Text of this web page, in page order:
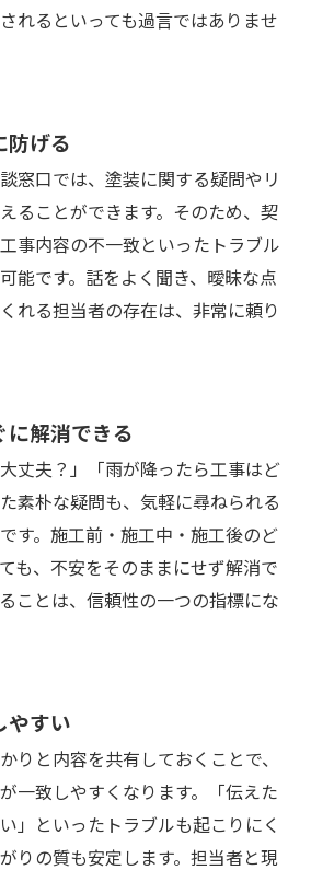
れるといっても過言ではありませ
防げる
窓口では、塗装に関する疑問やリ
ることができます。そのため、契
事内容の不一致といったトラブル
能です。話をよく聞き、曖昧な点
れる担当者の存在は、非常に頼り
に解消できる
丈夫？」「雨が降ったら工事はど
素朴な疑問も、気軽に尋ねられる
す。施工前・施工中・施工後のど
も、不安をそのままにせず解消で
ことは、信頼性の一つの指標にな
やすい
りと内容を共有しておくことで、
一致しやすくなります。「伝えた
」といったトラブルも起こりにく
りの質も安定します。担当者と現